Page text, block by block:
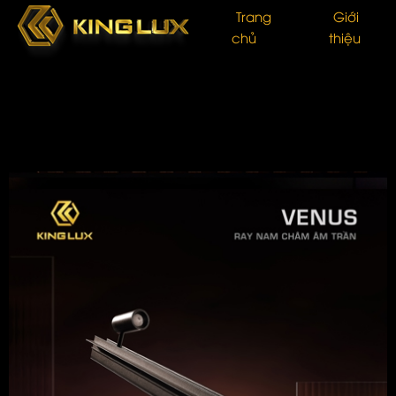
Trang
chủ
Giới
thiệu